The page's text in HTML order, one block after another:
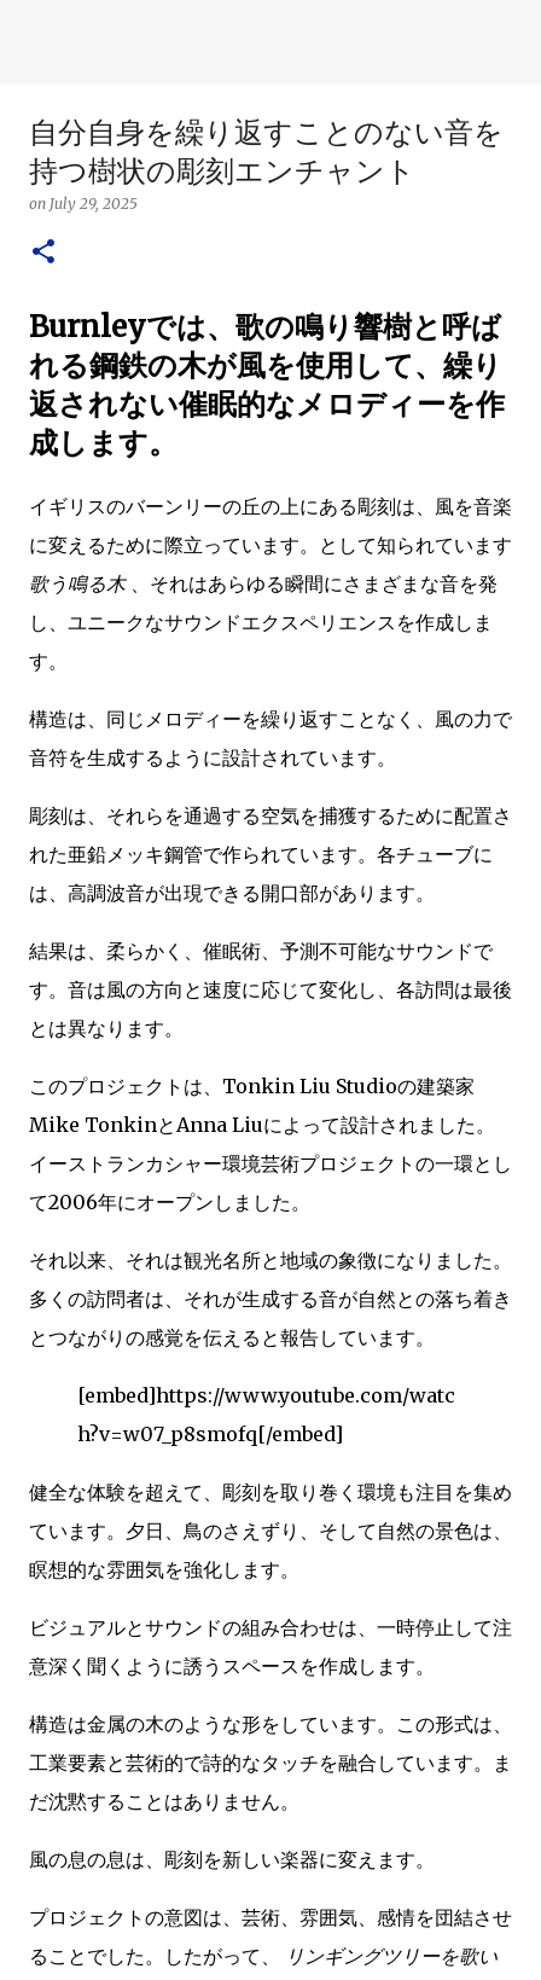
自分自身を繰り返すことのない音を
持つ樹状の彫刻エンチャント
on July 29, 2025
Burnleyでは、歌の鳴り響樹と呼ば
れる鋼鉄の木が風を使用して、繰り
返されない催眠的なメロディーを作
成します。
イギリスのバーンリーの丘の上にある彫刻は、風を音楽
に変えるために際立っています。として知られています
歌う鳴る木、それはあらゆる瞬間にさまざまな音を発
し、ユニークなサウンドエクスペリエンスを作成しま
す。
構造は、同じメロディーを繰り返すことなく、風の力で
音符を生成するように設計されています。
彫刻は、それらを通過する空気を捕獲するために配置さ
れた亜鉛メッキ鋼管で作られています。各チューブに
は、高調波音が出現できる開口部があります。
結果は、柔らかく、催眠術、予測不可能なサウンドで
す。音は風の方向と速度に応じて変化し、各訪問は最後
とは異なります。
このプロジェクトは、Tonkin Liu Studioの建築家
Mike TonkinとAnna Liuによって設計されました。
イーストランカシャー環境芸術プロジェクトの一環とし
て2006年にオープンしました。
それ以来、それは観光名所と地域の象徴になりました。
多くの訪問者は、それが生成する音が自然との落ち着き
とつながりの感覚を伝えると報告しています。
[embed]https://www.youtube.com/watc
h?v=w07_p8smofq[/embed]
健全な体験を超えて、彫刻を取り巻く環境も注目を集め
ています。夕日、鳥のさえずり、そして自然の景色は、
瞑想的な雰囲気を強化します。
ビジュアルとサウンドの組み合わせは、一時停止して注
意深く聞くように誘うスペースを作成します。
構造は金属の木のような形をしています。この形式は、
工業要素と芸術的で詩的なタッチを融合しています。ま
だ沈黙することはありません。
風の息の息は、彫刻を新しい楽器に変えます。
プロジェクトの意図は、芸術、雰囲気、感情を団結させ
ることでした。したがって、
リンギングツリーを歌い